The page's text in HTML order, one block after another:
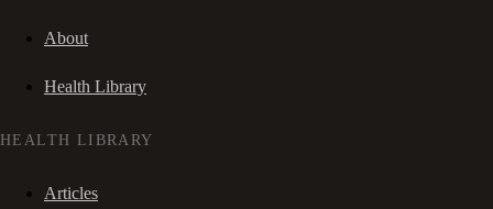
About
Health Library
HEALTH LIBRARY
Articles